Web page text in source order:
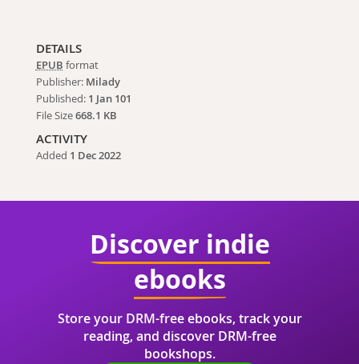
DETAILS
EPUB format
Publisher: Milady
Published: 1 Jan 101
File Size668.1 KB
ACTIVITY
Added 1 Dec 2022
Discover indie
ebooks
Store your DRM-free ebooks, track your
reading, and discover DRM-free
bookshops.